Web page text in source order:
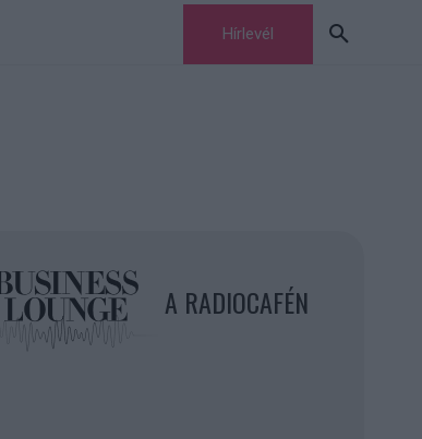
Hírlevél
A RADIOCAFÉN